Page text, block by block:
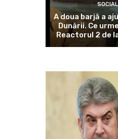
SOCIAL
A doua barjă a
Dunării. Ce
Reactorul 2 de